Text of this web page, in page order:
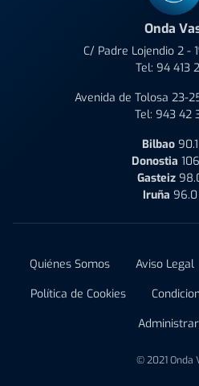
Onda
C/ Padre Lojendio 2 -
Tel: 94 413
Avenida de Tolosa 23-
Tel: 943 42
Bilbao
Donostia
Gasteiz
Iruña 96.0
Quiénes Somos Aviso Legal
Política de Cookies
© 2021 Onda